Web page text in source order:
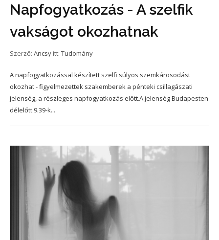
Napfogyatkozás - A szelfik
vakságot okozhatnak
Szerző: Ancsy itt: Tudomány
A napfogyatkozással készített szelfi súlyos szemkárosodást
okozhat - figyelmezettek szakemberek a pénteki csillagászati
jelenség, a részleges napfogyatkozás előtt.A jelenség Budapesten
délelőtt 9.39-k...